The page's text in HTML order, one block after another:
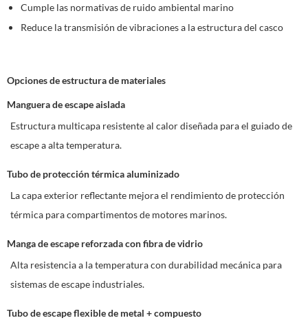
Cumple las normativas de ruido ambiental marino
Reduce la transmisión de vibraciones a la estructura del casco
Opciones de estructura de materiales
Manguera de escape aislada
Estructura multicapa resistente al calor diseñada para el guiado de
escape a alta temperatura.
Tubo de protección térmica aluminizado
La capa exterior reflectante mejora el rendimiento de protección
térmica para compartimentos de motores marinos.
Manga de escape reforzada con fibra de vidrio
Alta resistencia a la temperatura con durabilidad mecánica para
sistemas de escape industriales.
Tubo de escape flexible de metal + compuesto